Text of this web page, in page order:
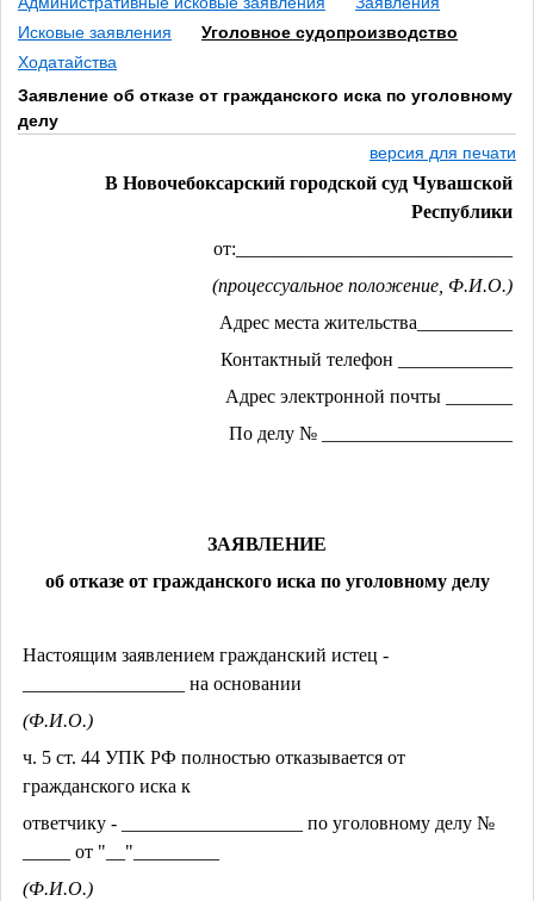
Исковые заявления
Уголовное судопроизводство
Ходатайства
Заявление об отказе от гражданского иска по уголовному
делу
версия для печати
В Новочебоксарский городской суд Чувашской
Республики
от:_____________________________
(процессуальное положение, Ф.И.О.)
Адрес места жительства__________
Контактный телефон ____________
Адрес электронной почты _______
По делу № ____________________
ЗАЯВЛЕНИЕ
об отказе от гражданского иска по уголовному делу
Настоящим заявлением гражданский истец -
_________________ на основании
(Ф.И.О.)
ч. 5 ст. 44 УПК РФ полностью отказывается от
гражданского иска к
ответчику - ___________________ по уголовному делу №
_____ от "__"_________
(Ф.И.О.)